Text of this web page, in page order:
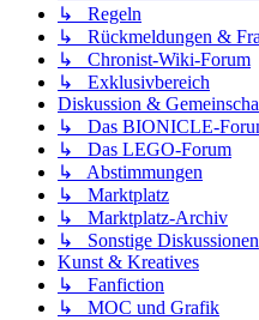
↳ Regeln
↳ Rückmeldungen &
↳ Chronist-Wiki-Forum
↳ Exklusivbereich
Diskussion &
↳ Das BIONICLE-
↳ Das LEGO-Forum
↳ Abstimmungen
↳ Marktplatz
↳ Marktplatz-Archiv
↳ Sonstige Diskussionen
Kunst & Kreatives
↳ Fanfiction
↳ MOC und Grafik